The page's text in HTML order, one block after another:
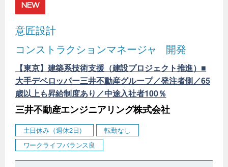
NEW
意匠設計
コンストラクションマネージャ
開発
【東京】建築系技術支援（建設プロジェクト推進）■
大手デベロッパー三井不動産グループ／発注者側／65
歳以上も昇給制度あり／中途入社者100％
三井不動産エンジニアリング株式会社
土日休み（週休2日）
転勤なし
ワークライフバランス良